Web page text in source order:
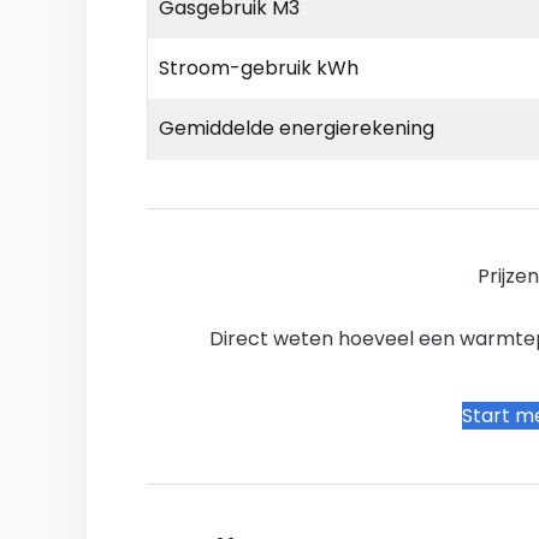
Gasgebruik M3
Stroom-gebruik kWh
Gemiddelde energierekening
Direct weten hoeveel een
Start